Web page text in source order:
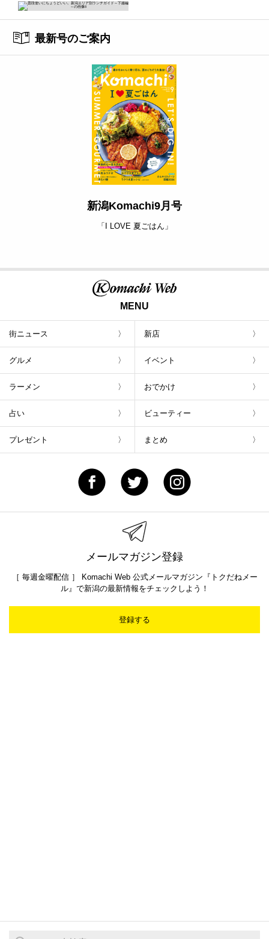
最新号のご案内
新潟Komachi9月号
「I LOVE 夏ごはん」
MENU
街ニュース 新店
グルメ イベント
ラーメン おでかけ
占い ビューティー
プレゼント まとめ
メールマガジン登録
［ 毎週金曜配信 ］ Komachi Web 公式メールマガジン『トクだねメー
ル』で新潟の最新情報をチェックしよう！
登録する